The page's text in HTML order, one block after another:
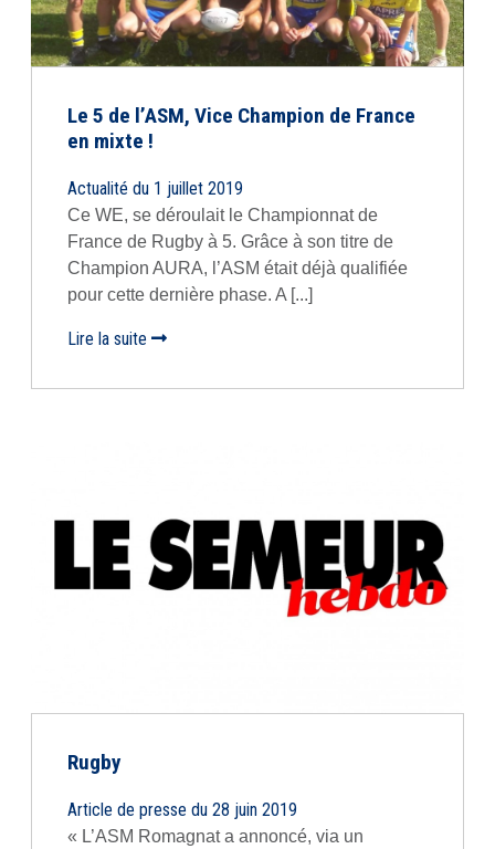
Le 5 de l’ASM, Vice Champion de France
en mixte !
Actualité du 1 juillet 2019
Ce WE, se déroulait le Championnat de
France de Rugby à 5. Grâce à son titre de
Champion AURA, l’ASM était déjà qualifiée
pour cette dernière phase. A [...]
Lire la suite
Rugby
Article de presse du 28 juin 2019
« L’ASM Romagnat a annoncé, via un